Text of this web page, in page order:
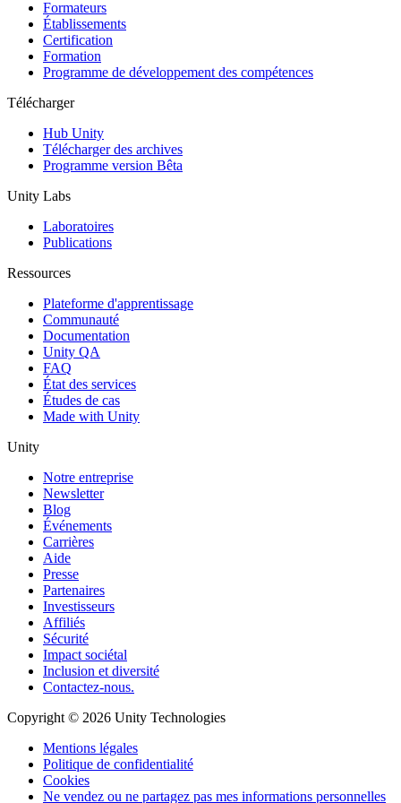
Jeux XR
Lancez des jeux XR sur plusieurs plateformes
Jeux multijoueur
Simplifiez le développement de jeux multijoueurs
Formateurs
Établissements
Certification
Formation
Programme de développement des compétences
Télécharger
Hub Unity
Télécharger des archives
Programme version Bêta
Unity Labs
Laboratoires
Publications
Ressources
Plateforme d'apprentissage
Communauté
Documentation
Unity QA
FAQ
État des services
Études de cas
Made with Unity
Unity
Notre entreprise
Newsletter
Blog
Événements
Carrières
Aide
Presse
Partenaires
Investisseurs
Affiliés
Sécurité
Impact sociétal
Inclusion et diversité
Contactez-nous.
Copyright © 2026 Unity Technologies
Mentions légales
Politique de confidentialité
Cookies
Ne vendez ou ne partagez pas mes informations personnelles